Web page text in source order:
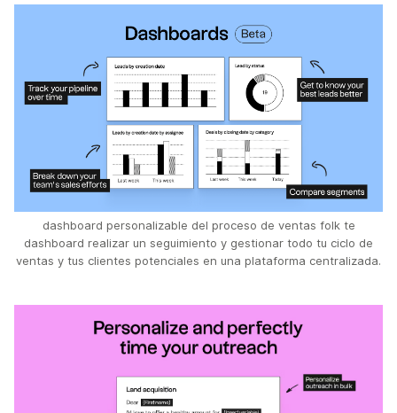
dashboard personalizable del proceso de ventas folk te
dashboard realizar un seguimiento y gestionar todo tu ciclo de
ventas y tus clientes potenciales en una plataforma centralizada.